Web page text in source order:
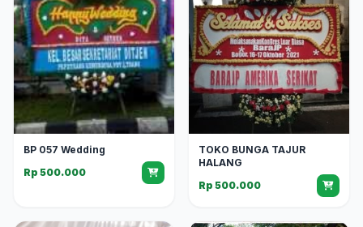
BP 057 Wedding
Rp 500.000
TOKO BUNGA TAJUR
HALANG
Rp 500.000